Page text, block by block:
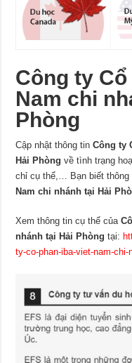
Công ty
Nam chi
Phòng
Cập nhật thông tinCông ty
Hải Phòng về tình trạng
chỉ cụ thể,… Bạn biết
Nam chi nhánh tại Hải
Xem thông tin cụ thể của
nhánh tại Hải Phòng tại:
ty-co-phan-iba-viet-nam-chi-